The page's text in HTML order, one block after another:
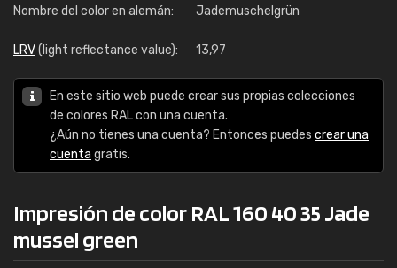
Nombre del color en alemán:
Jademuschelgrün
LRV(light reflectance value): 13,97
En este sitio web puede crear sus propias colecciones
de colores RAL con una cuenta.
¿Aún no tienes una cuenta? Entonces puedes crear una
cuenta gratis.
Impresión de color RAL 160 40 35 Jade
mussel green